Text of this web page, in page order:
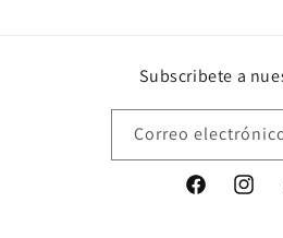
Subscribete a
Correo
Facebook